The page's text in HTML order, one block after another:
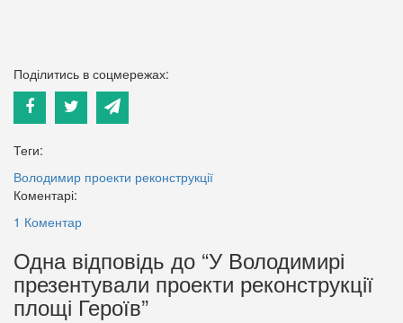
Поділитись в соцмережах:
Теги:
Володимир проекти реконструкції
Коментарі:
1 Коментар
Одна відповідь до “У Володимирі
презентували проекти реконструкції
площі Героїв”